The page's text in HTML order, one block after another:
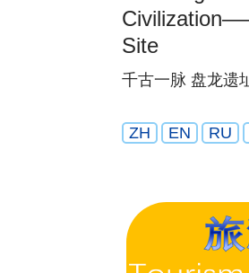
Site
千古一脉 盘龙遗
ZH EN RU